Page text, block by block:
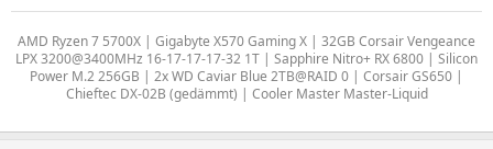
AMD Ryzen 7 5700X | Gigabyte X570 Gaming X | 32GB Corsair Vengeance
LPX 3200@3400MHz 16-17-17-17-32 1T | Sapphire Nitro+ RX 6800 | Silicon
Power M.2 256GB | 2x WD Caviar Blue 2TB@RAID 0 | Corsair GS650 |
Chieftec DX-02B (gedämmt) | Cooler Master Master-Liquid